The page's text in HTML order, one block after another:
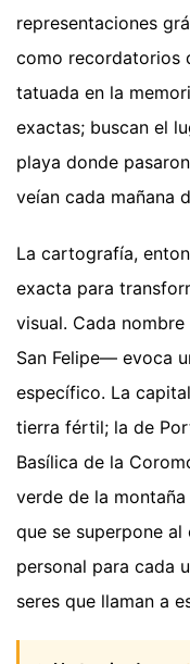
representaciones
como recordatorios
tatuada en la
exactas; buscan el
playa donde
veían cada mañana
La cartografía,
exacta para
visual. Cada
San Felipe— evoca
específico. La
tierra fértil; la de
Basílica de la
verde de la
que se superpone
personal para cada
seres que llaman a